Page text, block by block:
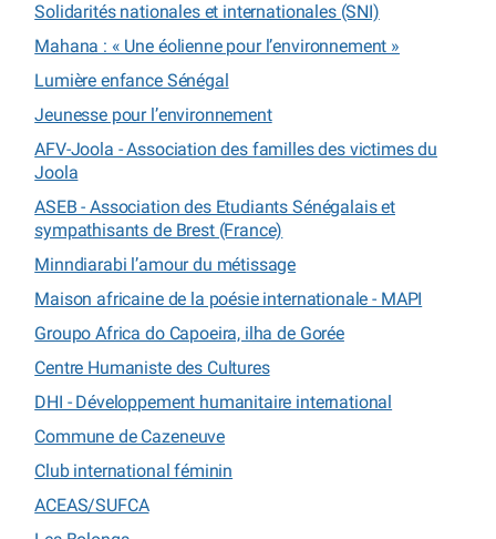
Solidarités nationales et internationales (SNI)
Mahana : « Une éolienne pour l’environnement »
Lumière enfance Sénégal
Jeunesse pour l’environnement
AFV-Joola - Association des familles des victimes du
Joola
ASEB - Association des Etudiants Sénégalais et
sympathisants de Brest (France)
Minndiarabi l’amour du métissage
Maison africaine de la poésie internationale - MAPI
Groupo Africa do Capoeira, ilha de Gorée
Centre Humaniste des Cultures
DHI - Développement humanitaire international
Commune de Cazeneuve
Club international féminin
ACEAS/SUFCA